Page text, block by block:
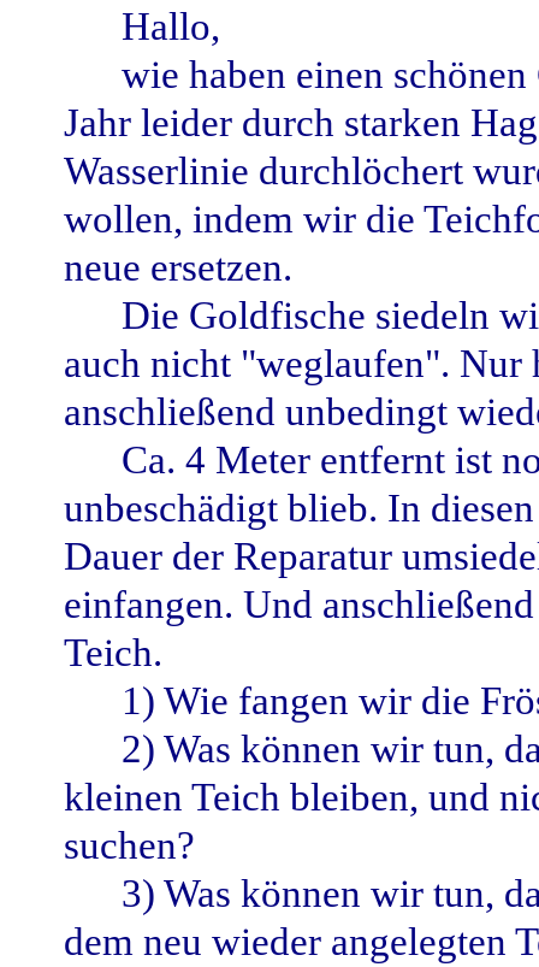
Hallo,
wie haben einen
Jahr leider durch starken
Wasserlinie durchlöchert
wollen, indem wir die
neue ersetzen.
Die Goldfische siedeln
auch nicht "weglaufen". Nur
anschließend unbedingt
Ca. 4 Meter entfernt ist
unbeschädigt blieb. In
Dauer der Reparatur
einfangen. Und
Teich.
1) Wie fangen wir die
2) Was können wir tun,
kleinen Teich bleiben, und
suchen?
3) Was können wir tun,
dem neu wieder angelegten